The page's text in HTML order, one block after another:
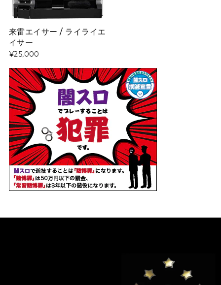
来雷エイサー / ライライエ
イサー
¥25,000